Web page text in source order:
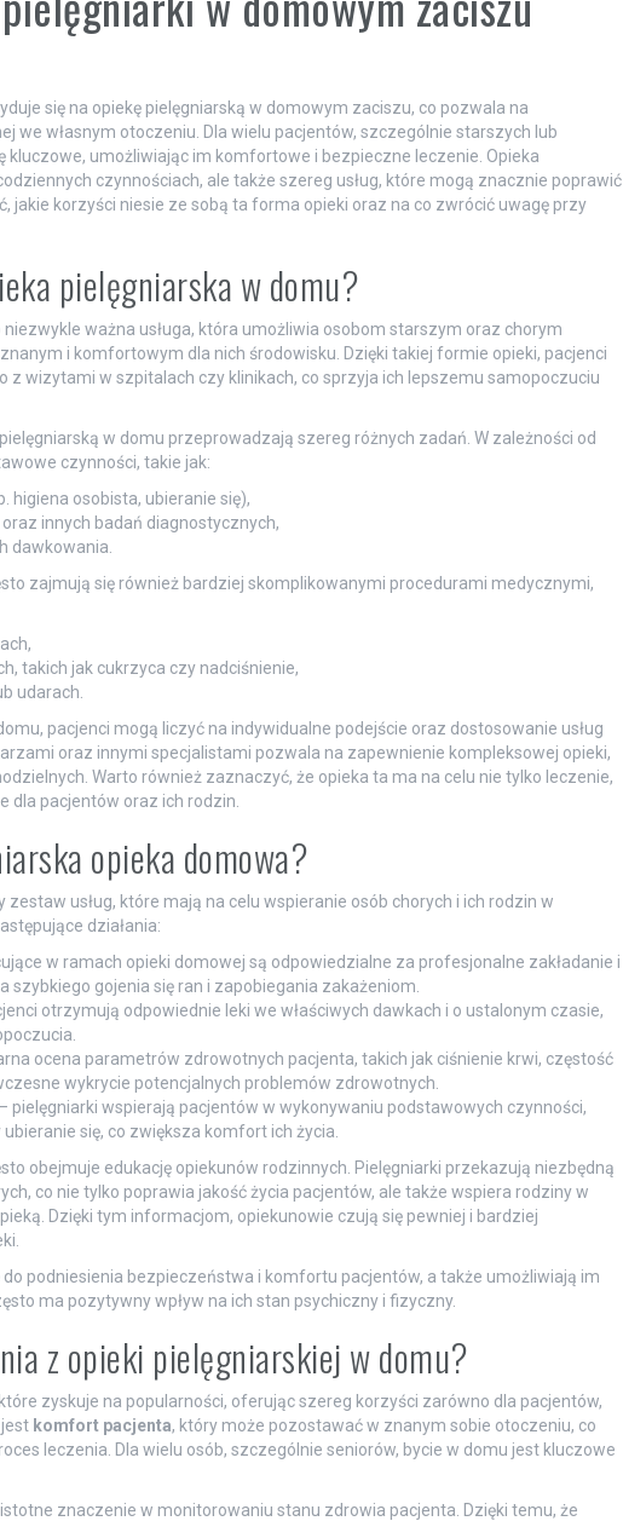
się na opiekę pielęgniarską w domowym zaciszu, co pozwala na
we własnym otoczeniu. Dla wielu pacjentów, szczególnie starszych lub
kluczowe, umożliwiając im komfortowe i bezpieczne leczenie. Opieka
czynnościach, ale także szereg usług, które mogą znacznie poprawić
jakie korzyści niesie ze sobą ta forma opieki oraz na co zwrócić uwagę przy
pielęgniarska w domu?
ważna usługa, która umożliwia osobom starszym oraz chorym
i komfortowym dla nich środowisku. Dzięki takiej formie opieki, pacjenci
wizytami w szpitalach czy klinikach, co sprzyja ich lepszemu samopoczuciu
w domu przeprowadzają szereg różnych zadań. W zależności od
czynności, takie jak:
higiena osobista, ubieranie się),
innych badań diagnostycznych,
dawkowania.
zajmują się również bardziej skomplikowanymi procedurami medycznymi,
takich jak cukrzyca czy nadciśnienie,
udarach.
pacjenci mogą liczyć na indywidualne podejście oraz dostosowanie usług
oraz innymi specjalistami pozwala na zapewnienie kompleksowej opieki,
Warto również zaznaczyć, że opieka ta ma na celu nie tylko leczenie,
dla pacjentów oraz ich rodzin.
opieka domowa?
usług, które mają na celu wspieranie osób chorych i ich rodzin w
działania:
w ramach opieki domowej są odpowiedzialne za profesjonalne zakładanie i
szybkiego gojenia się ran i zapobiegania zakażeniom.
otrzymują odpowiednie leki we właściwych dawkach i o ustalonym czasie,
ocena parametrów zdrowotnych pacjenta, takich jak ciśnienie krwi, częstość
wykrycie potencjalnych problemów zdrowotnych.
– pielęgniarki wspierają pacjentów w wykonywaniu podstawowych czynności,
się, co zwiększa komfort ich życia.
obejmuje edukację opiekunów rodzinnych. Pielęgniarki przekazują niezbędną
co nie tylko poprawia jakość życia pacjentów, ale także wspiera rodziny w
Dzięki tym informacjom, opiekunowie czują się pewniej i bardziej
podniesienia bezpieczeństwa i komfortu pacjentów, a także umożliwiają im
ma pozytywny wpływ na ich stan psychiczny i fizyczny.
z opieki pielęgniarskiej w domu?
zyskuje na popularności, oferując szereg korzyści zarówno dla pacjentów,
komfort pacjenta, który może pozostawać w znanym sobie otoczeniu, co
leczenia. Dla wielu osób, szczególnie seniorów, bycie w domu jest kluczowe
znaczenie w monitorowaniu stanu zdrowia pacjenta. Dzięki temu, że